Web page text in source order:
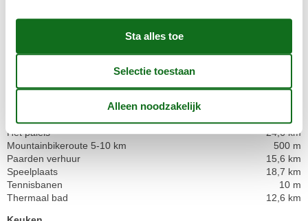
Dichtstbijzijnde restaurant
8,5 km
Gemarkeerd wandelpad
500 m
Gemarkeerd wandelpad 5-10 km
Golfbaan
15,8 km
Het paleis
24,6 km
Mountainbikeroute 5-10 km
500 m
Paarden verhuur
15,6 km
Speelplaats
18,7 km
Tennisbanen
10 m
Thermaal bad
12,6 km